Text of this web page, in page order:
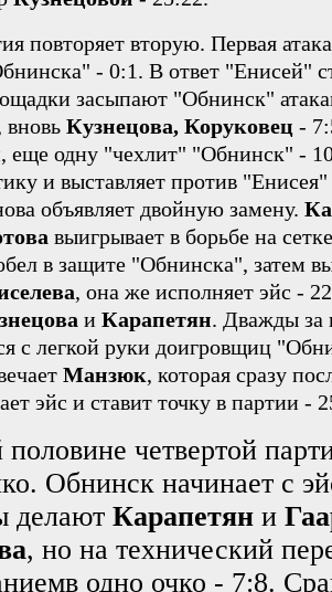
повторяет вторую. Первая
- 0:1. В ответ "Енисей"
засыпают "Обнинск"
вновь Кузнецова, Коруковец -
еще одну "чехлит" "Обнинск" -
и выставляет против
объявляет двойную замену.
выигрывает в борьбе на
в защите "Обнинска", затем
, она же исполняет эйс -
и Карапетян. Дважды за
с легкой руки доигровщиц
Манзюк, которая сразу
эйс и ставит точку в партии -
четвертой
Обнинск начинает с
делают Карапетян и
, но на технический
одно очко - 7:8.